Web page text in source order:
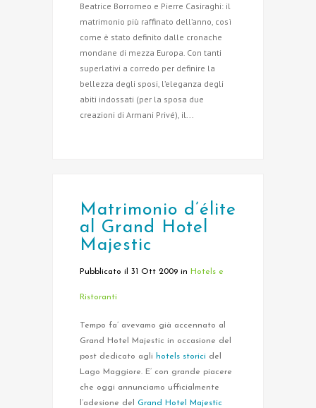
Beatrice Borromeo e Pierre Casiraghi: il
matrimonio più raffinato dell’anno, così
come è stato definito dalle cronache
mondane di mezza Europa. Con tanti
superlativi a corredo per definire la
bellezza degli sposi, l’eleganza degli
abiti indossati (per la sposa due
creazioni di Armani Privé), il...
Matrimonio d’élite
al Grand Hotel
Majestic
Pubblicato il 31 Ott 2009 in Hotels e
Ristoranti
Tempo fa’ avevamo già accennato al
Grand Hotel Majestic in occasione del
post dedicato agli hotels storici del
Lago Maggiore. E’ con grande piacere
che oggi annunciamo ufficialmente
l’adesione del Grand Hotel Majestic